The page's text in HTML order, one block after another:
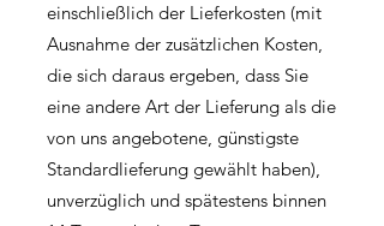
einschließlich der Lieferkosten (mit
Ausnahme der zusätzlichen Kosten,
die sich daraus ergeben, dass Sie
eine andere Art der Lieferung als die
von uns angebotene, günstigste
Standardlieferung gewählt haben),
unverzüglich und spätestens binnen